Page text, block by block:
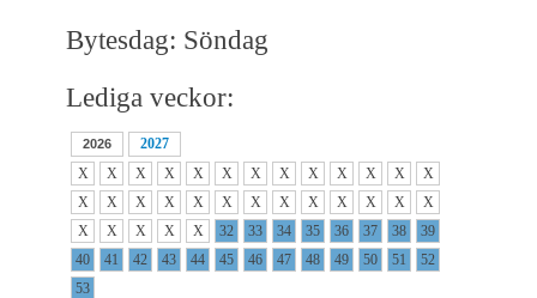
Bytesdag: Söndag
Lediga veckor:
2026
2027
X
X X X X X X X X X X X
X
X
X X X X X X X X X X X
X
X
X X X X 32 33 34 35 36 37 38
39
40
41 42 43 44 45 46 47 48 49 50 51
52
53